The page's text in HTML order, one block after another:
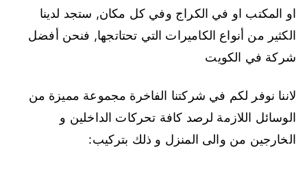
او المكتب او في الكراج وفي كل مكان, ستجد لدينا
الكثير من أنواع الكاميرات التي تحتاتجها, فنحن أفضل
شركة في الكويت
لاننا نوفر لكم في شركتنا الفاخرة مجموعة مميزة من
الوسائل اللازمة لرصد كافة تحركات الداخلين و
الخارجين من والى المنزل و ذلك بتركيب: